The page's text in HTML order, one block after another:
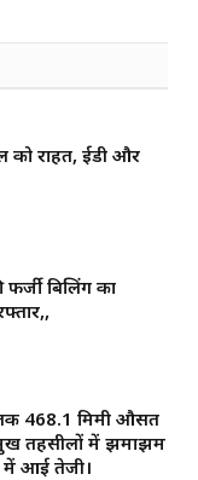
को राहत, ईडी और
बिलिंग का
468.1 मिमी औसत
तहसीलों में झमाझम
में आई तेजी।